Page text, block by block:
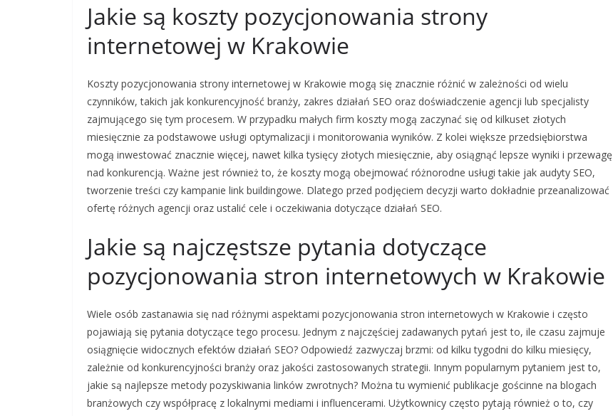
Jakie są koszty pozycjonowania strony
internetowej w Krakowie
Koszty pozycjonowania strony internetowej w Krakowie mogą się znacznie różnić w zależności od wielu
czynników, takich jak konkurencyjność branży, zakres działań SEO oraz doświadczenie agencji lub specjalisty
zajmującego się tym procesem. W przypadku małych firm koszty mogą zaczynać się od kilkuset złotych
miesięcznie za podstawowe usługi optymalizacji i monitorowania wyników. Z kolei większe przedsiębiorstwa
mogą inwestować znacznie więcej, nawet kilka tysięcy złotych miesięcznie, aby osiągnąć lepsze wyniki i przewagę
nad konkurencją. Ważne jest również to, że koszty mogą obejmować różnorodne usługi takie jak audyty SEO,
tworzenie treści czy kampanie link buildingowe. Dlatego przed podjęciem decyzji warto dokładnie przeanalizować
ofertę różnych agencji oraz ustalić cele i oczekiwania dotyczące działań SEO.
Jakie są najczęstsze pytania dotyczące
pozycjonowania stron internetowych w Krakowie
Wiele osób zastanawia się nad różnymi aspektami pozycjonowania stron internetowych w Krakowie i często
pojawiają się pytania dotyczące tego procesu. Jednym z najczęściej zadawanych pytań jest to, ile czasu zajmuje
osiągnięcie widocznych efektów działań SEO? Odpowiedź zazwyczaj brzmi: od kilku tygodni do kilku miesięcy,
zależnie od konkurencyjności branży oraz jakości zastosowanych strategii. Innym popularnym pytaniem jest to,
jakie są najlepsze metody pozyskiwania linków zwrotnych? Można tu wymienić publikacje gościnne na blogach
branżowych czy współpracę z lokalnymi mediami i influencerami. Użytkownicy często pytają również o to, czy